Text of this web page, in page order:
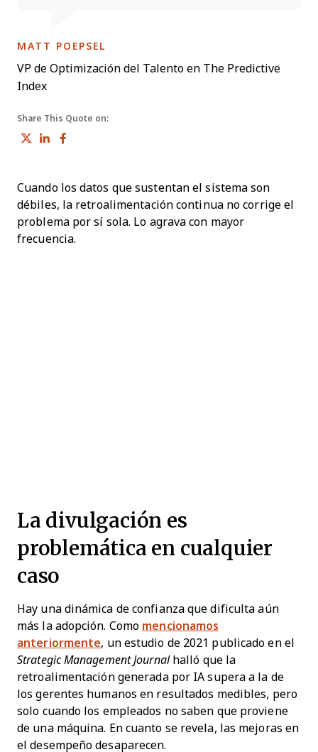
Share This Quote on:
Share on Twitter
Share on LinkedIn
MATT POEPSEL
VP de Optimización del Talento en The Predictive
Index
Cuando los datos que sustentan el sistema son
débiles, la retroalimentación continua no corrige el
problema por sí sola. Lo agrava con mayor
frecuencia.
La divulgación es
problemática en cualquier
caso
Hay una dinámica de confianza que dificulta aún
más la adopción. Como mencionamos
anteriormente, un estudio de 2021 publicado en el
Strategic Management Journalhalló que la
retroalimentación generada por IA supera a la de
los gerentes humanos en resultados medibles, pero
solo cuando los empleados no saben que proviene
de una máquina. En cuanto se revela, las mejoras en
el desempeño desaparecen.